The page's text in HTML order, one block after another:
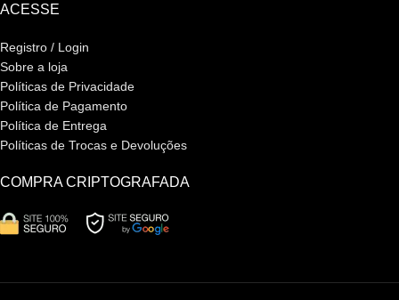
ACESSE
Registro / Login
Sobre a loja
Políticas de Privacidade
Política de Pagamento
Política de Entrega
Políticas de Trocas e Devoluções
COMPRA CRIPTOGRAFADA